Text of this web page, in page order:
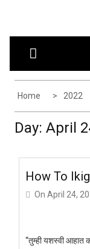
content
Explore the
Home 2022
Day: April
How To
On April 24,
“तुम्ही यशस्वी आहात